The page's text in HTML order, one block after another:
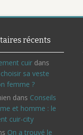
récents
cuirdans
sa veste
femme ?
dans Conseils
et homme : le
cuir-city
On a trouvé le